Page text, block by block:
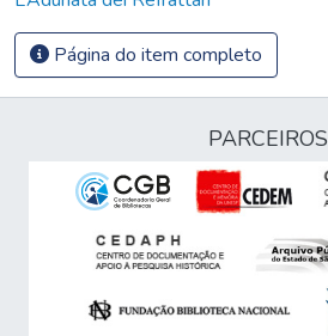
Página do item completo
PARCEIROS